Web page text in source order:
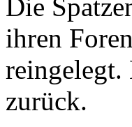
Die
ihren
reingelegt.
zurück.